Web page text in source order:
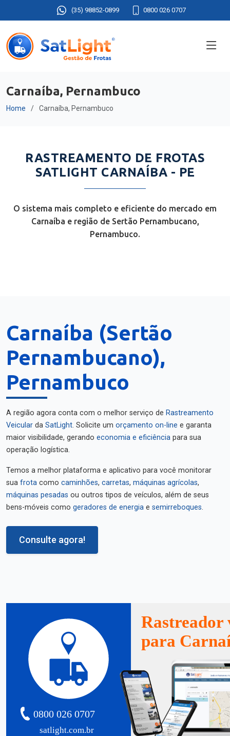
(35) 98852-0899 0800 026 0707
Carnaíba, Pernambuco
Home Carnaíba, Pernambuco
RASTREAMENTO DE FROTAS
SATLIGHT CARNAÍBA - PE
O sistema mais completo e eficiente do mercado em
Carnaíba e região de Sertão Pernambucano,
Pernambuco.
Carnaíba (Sertão
Pernambucano),
Pernambuco
A região agora conta com o melhor serviço de Rastreamento
Veicular da SatLight. Solicite um orçamento on-line e garanta
maior visibilidade, gerando economia e eficiência para sua
operação logística.
Temos a melhor plataforma e aplicativo para você monitorar
sua frota como caminhões, carretas, máquinas agrícolas,
máquinas pesadas ou outros tipos de veículos, além de seus
bens-móveis como geradores de energia e semirreboques.
Consulte agora!
satlight.com.br
0800 026 0707
Rastreador
para